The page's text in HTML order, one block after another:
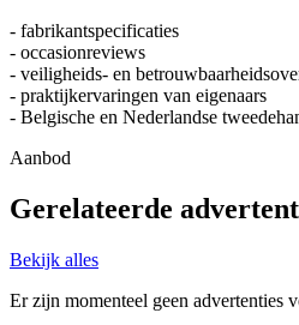
- fabrikantspecificaties
- occasionreviews
- veiligheids- en
- praktijkervaringen van eigenaars
- Belgische en Nederlandse
Aanbod
Gerelateerde
Bekijk alles
Er zijn momenteel geen advertenties